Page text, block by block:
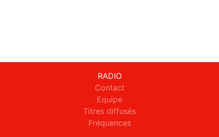
RADIO
Contact
Equipe
Titres diffusés
Fréquences